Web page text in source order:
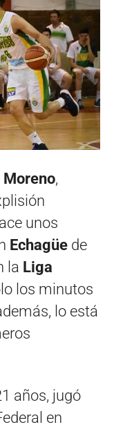
,
unos
Echagüe de
la Liga
los minutos
lo está
años, jugó
en